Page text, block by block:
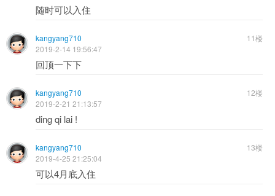
随时可以入住
11楼
kangyang710
2019-2-14 19:56:47
回顶一下下
12楼
kangyang710
2019-2-21 21:13:57
ding qi lai !
13楼
kangyang710
2019-4-25 21:25:04
可以4月底入住